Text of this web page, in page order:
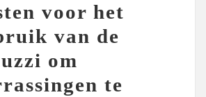
voor het
van de
om
te